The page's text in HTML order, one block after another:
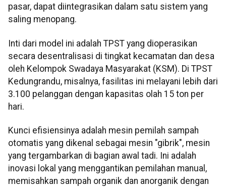
pasar, dapat diintegrasikan dalam satu sistem yang
saling menopang.
Inti dari model ini adalah TPST yang dioperasikan
secara desentralisasi di tingkat kecamatan dan desa
oleh Kelompok Swadaya Masyarakat (KSM). Di TPST
Kedungrandu, misalnya, fasilitas ini melayani lebih dari
3.100 pelanggan dengan kapasitas olah 15 ton per
hari.
Kunci efisiensinya adalah mesin pemilah sampah
otomatis yang dikenal sebagai mesin "gibrik", mesin
yang tergambarkan di bagian awal tadi. Ini adalah
inovasi lokal yang menggantikan pemilahan manual,
memisahkan sampah organik dan anorganik dengan